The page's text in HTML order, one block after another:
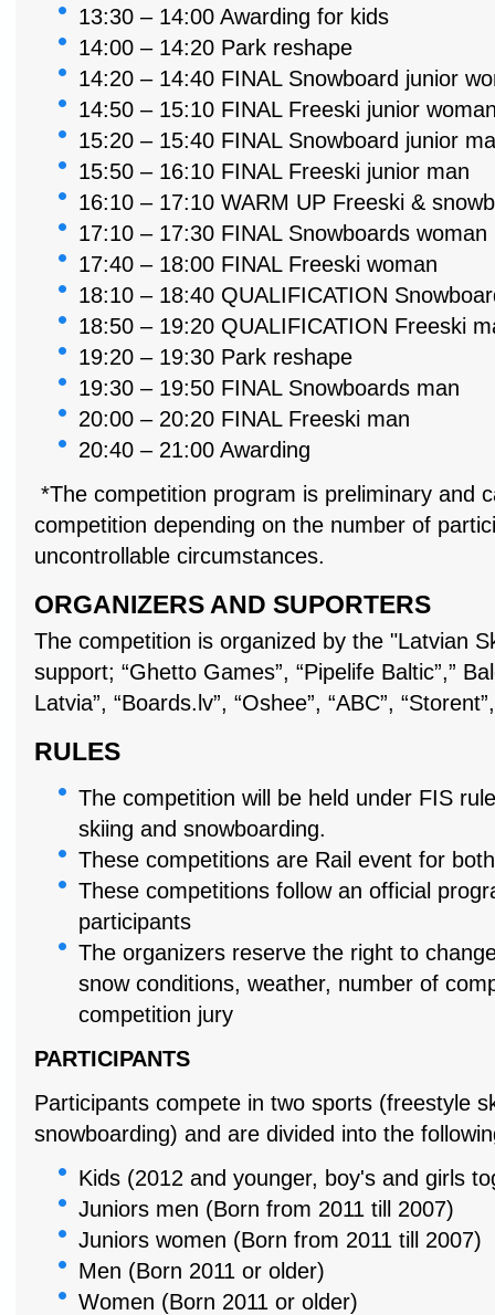
13:30 – 14:00 Awarding for kids
14:00 – 14:20 Park reshape
14:20 – 14:40 FINAL Snowboard junior
14:50 – 15:10 FINAL Freeski junior
15:20 – 15:40 FINAL Snowboard junior
15:50 – 16:10 FINAL Freeski junior man
16:10 – 17:10 WARM UP Freeski &
17:10 – 17:30 FINAL Snowboards woman
17:40 – 18:00 FINAL Freeski woman
18:10 – 18:40 QUALIFICATION
18:50 – 19:20 QUALIFICATION Freeski
19:20 – 19:30 Park reshape
19:30 – 19:50 FINAL Snowboards man
20:00 – 20:20 FINAL Freeski man
20:40 – 21:00 Awarding
*The competition program is preliminary and
competition depending on the number of
uncontrollable circumstances.
ORGANIZERS AND SUPORTERS
The competition is organized by the "Latvian
support; “Ghetto Games”, “Pipelife Baltic”,”
Latvia”, “Boards.lv”, “Oshee”, “ABC”,
RULES
The competition will be held under FIS
skiing and snowboarding.
These competitions are Rail event for
These competitions follow an official
participants
The organizers reserve the right to
snow conditions, weather, number of
competition jury
PARTICIPANTS
Participants compete in two sports (freestyle
snowboarding) and are divided into the
Kids (2012 and younger, boy's and girls
Juniors men (Born from 2011 till 2007)
Juniors women (Born from 2011 till 2007)
Men (Born 2011 or older)
Women (Born 2011 or older)